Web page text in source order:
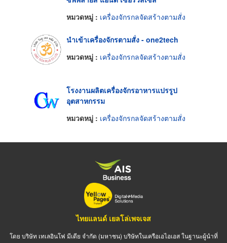
หมวดหมู่ : เครื่องจักรกลจัดสร้างตามสั่ง
นำเข้าเครื่องจักรตามสั่ง - one2tech
หมวดหมู่ : เครื่องจักรกลจัดสร้างตามสั่ง
โรงงานผลิตเครื่องจักรอาหารแปรรูป
อุตสาหกรรม
หมวดหมู่ : เครื่องจักรกลจัดสร้างตามสั่ง
ไทยแลนด์ เยลโล่เพจเจส
โดย บริษัท เทเลอินโฟ มีเดีย จำกัด (มหาชน) บริษัทในเครือเอไอเอส ในฐานะผู้นำที่